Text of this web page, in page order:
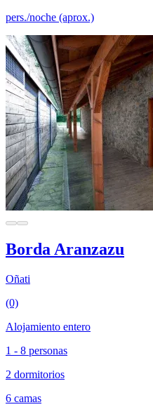
pers./noche (aprox.)
Borda Aranzazu
Oñati
(0)
Alojamiento entero
1 - 8 personas
2 dormitorios
6 camas